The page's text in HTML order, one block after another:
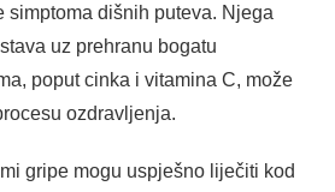
simptoma dišnih puteva. Njega
uz prehranu bogatu
poput cinka i vitamina C, može
ozdravljenja.
gripe mogu uspješno liječiti kod